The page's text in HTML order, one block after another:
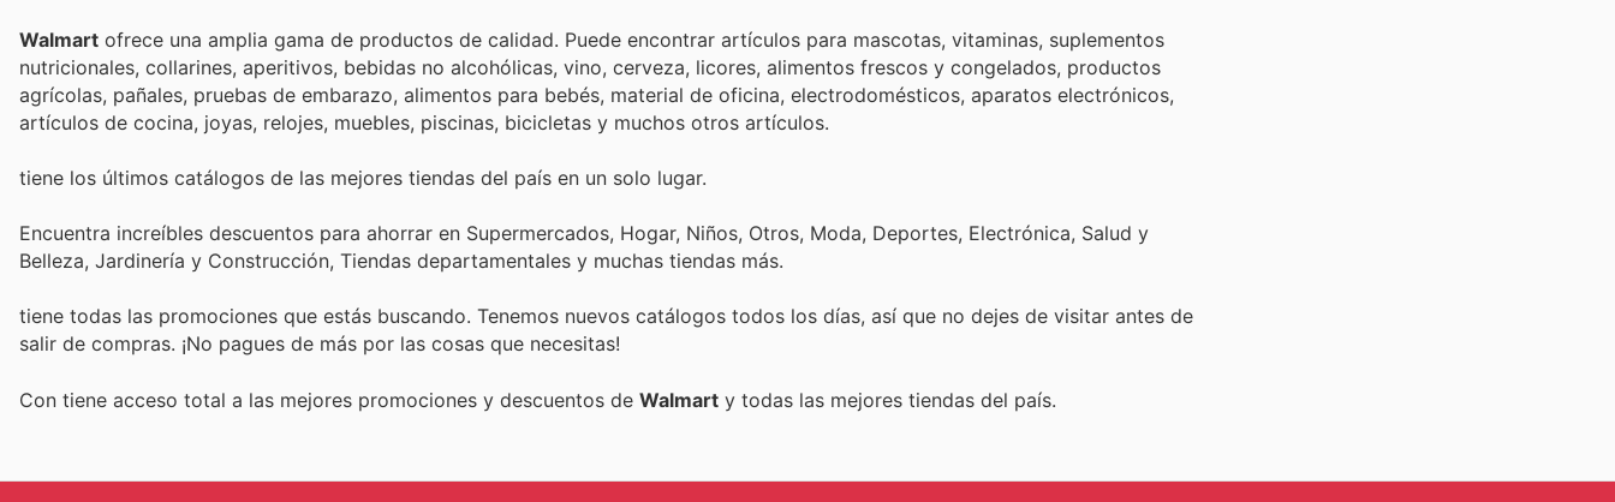
Walmart ofrece una amplia gama de productos de calidad. Puede encontrar artículos para mascotas, vitaminas, suplementos
nutricionales, collarines, aperitivos, bebidas no alcohólicas, vino, cerveza, licores, alimentos frescos y congelados, productos
agrícolas, pañales, pruebas de embarazo, alimentos para bebés, material de oficina, electrodomésticos, aparatos electrónicos,
artículos de cocina, joyas, relojes, muebles, piscinas, bicicletas y muchos otros artículos.
tiene los últimos catálogos de las mejores tiendas del país en un solo lugar.
Encuentra increíbles descuentos para ahorrar en Supermercados, Hogar, Niños, Otros, Moda, Deportes, Electrónica, Salud y
Belleza, Jardinería y Construcción, Tiendas departamentales y muchas tiendas más.
tiene todas las promociones que estás buscando. Tenemos nuevos catálogos todos los días, así que no dejes de visitar antes de
salir de compras. ¡No pagues de más por las cosas que necesitas!
Con tiene acceso total a las mejores promociones y descuentos de Walmart y todas las mejores tiendas del país.